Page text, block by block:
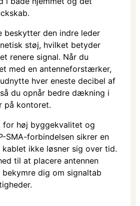
beskytter den indre leder
støj, hvilket betyder
renere signal. Når du
med en antenneforstærker,
hver eneste decibel af
du opnår bedre dækning i
på kontoret.
for høj byggekvalitet og
SMA-forbindelsen sikrer en
kablet ikke løsner sig over tid.
til at placere antennen
dig om signaltab